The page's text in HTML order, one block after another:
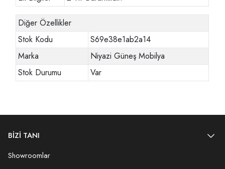
Diğer Özellikler
Stok Kodu
S69e38e1ab2a14
Marka
Niyazi Güneş Mobilya
Stok Durumu
Var
BİZİ TANI
Showroomlar